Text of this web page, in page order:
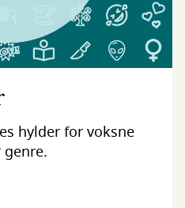
hylder for voksne